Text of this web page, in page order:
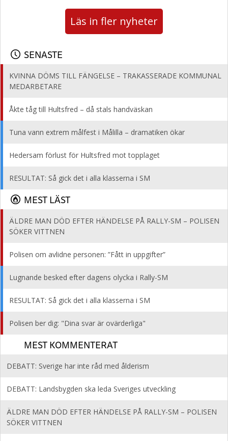
Läs in fler nyheter
SENASTE
KVINNA DÖMS TILL FÄNGELSE – TRAKASSERADE KOMMUNAL
MEDARBETARE
Åkte tåg till Hultsfred – då stals handväskan
Tuna vann extrem målfest i Målilla – dramatiken ökar
Hedersam förlust för Hultsfred mot topplaget
RESULTAT: Så gick det i alla klasserna i SM
MEST LÄST
ÄLDRE MAN DÖD EFTER HÄNDELSE PÅ RALLY-SM – POLISEN
SÖKER VITTNEN
Polisen om avlidne personen: ”Fått in uppgifter”
Lugnande besked efter dagens olycka i Rally-SM
RESULTAT: Så gick det i alla klasserna i SM
Polisen ber dig: "Dina svar är ovärderliga"
MEST KOMMENTERAT
DEBATT: Sverige har inte råd med ålderism
DEBATT: Landsbygden ska leda Sveriges utveckling
ÄLDRE MAN DÖD EFTER HÄNDELSE PÅ RALLY-SM – POLISEN
SÖKER VITTNEN